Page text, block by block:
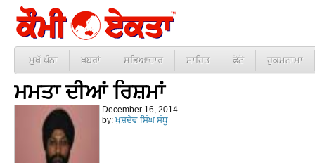
ਮੁਖੱ ਪੰਨਾ ਖ਼ਬਰਾਂ ਸਭਿਆਚਾਰ ਸਾਹਿਤ ਫੋਟੋ ਹੁਕਮਨਾਮਾ
ਮਮਤਾ ਦੀਆਂ ਰਿਸ਼ਮਾਂ
December 16, 2014
by:ਖੁਸ਼ਦੇਵ ਸਿੰਘ ਸੰਧੂ